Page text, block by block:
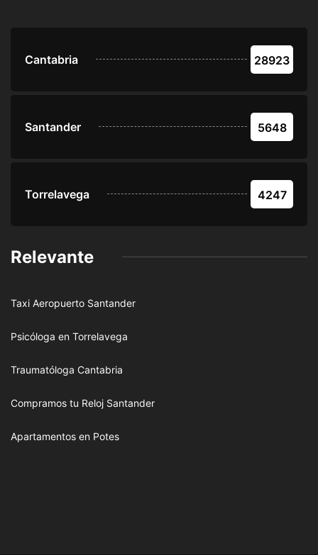
Cantabria 28923
Santander 5648
Torrelavega 4247
Relevante
Taxi Aeropuerto Santander
Psicóloga en Torrelavega
Traumatóloga Cantabria
Compramos tu Reloj Santander
Apartamentos en Potes